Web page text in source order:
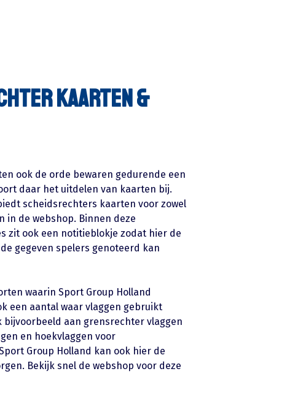
kaarten &
ook de orde bewaren gedurende een
daar het uitdelen van kaarten bij.
scheidsrechters kaarten voor zowel
in de webshop. Binnen deze
zit ook een notitieblokje zodat hier de
gegeven spelers genoteerd kan
waarin Sport Group Holland
een aantal waar vlaggen gebruikt
bijvoorbeeld aan grensrechter vlaggen
en hoekvlaggen voor
Group Holland kan ook hier de
Bekijk snel de webshop voor deze